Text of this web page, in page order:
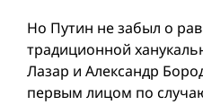
Но Путин не забыл о
традиционной
Лазар и Александр
первым лицом по